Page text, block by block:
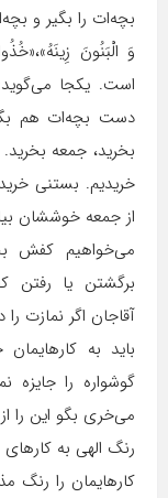
بچه‌ات را بگیر و
وَ الْبَنُونَ‏
است. یکجا
دست بچه‌ات هم
بخرید، جمعه
خریدیم. بستنی
از جمعه خوششان
می‌خواهیم کفش
برگشتن یا رفتن
آقاجان اگر نمازت
باید به
گوشواره را جایزه
می‌خری بگو این را
رنگ الهی به
کارهایمان را رنگ